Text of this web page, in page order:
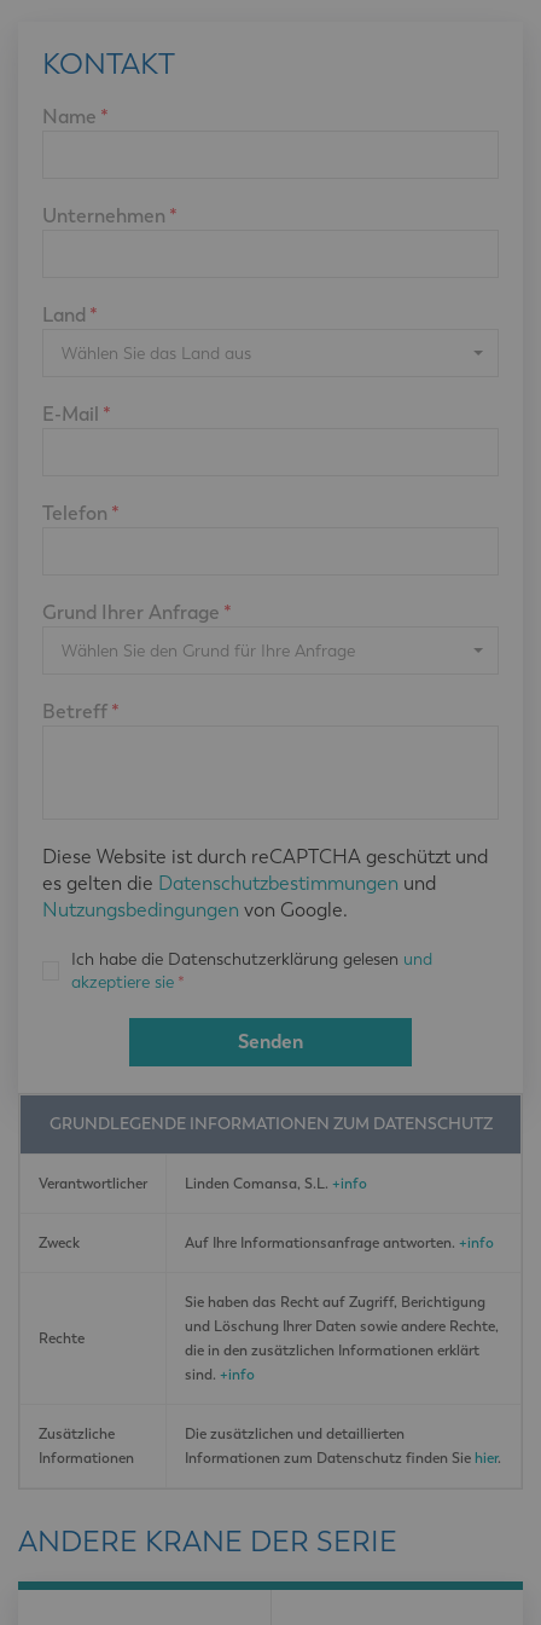
KONTAKT
Name *
Unternehmen *
Land *
Wählen Sie das Land aus
E-Mail *
Telefon *
Grund Ihrer Anfrage *
Wählen Sie den Grund für Ihre Anfrage
Betreff *
Diese Website ist durch reCAPTCHA geschützt und
es gelten die Datenschutzbestimmungen und
Nutzungsbedingungen von Google.
Ich habe die Datenschutzerklärung gelesen und
akzeptiere sie *
Senden
GRUNDLEGENDE INFORMATIONEN ZUM DATENSCHUTZ
Verantwortlicher Linden Comansa, S.L. +info
Zweck Auf Ihre Informationsanfrage antworten. +info
Rechte
Sie haben das Recht auf Zugriff, Berichtigung
und Löschung Ihrer Daten sowie andere Rechte,
die in den zusätzlichen Informationen erklärt
sind. +info
Zusätzliche
Informationen
Die zusätzlichen und detaillierten
Informationen zum Datenschutz finden Sie hier.
ANDERE KRANE DER SERIE